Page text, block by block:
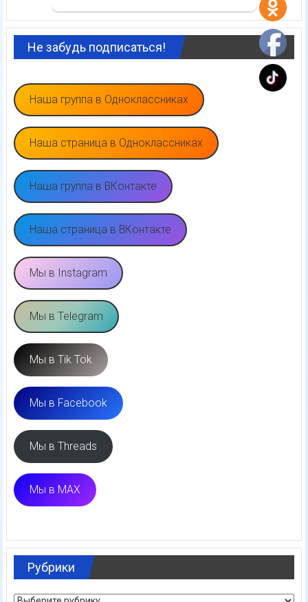
Не забудь подписаться!
Наша группа в Одноклассниках
Наша страница в Одноклассниках
Наша группа в ВКонтакте
Наша страница в ВКонтакте
Мы в Instagram
Мы в Telegram
Мы в Tik Tok
Мы в Facebook
Мы в Threads
Мы в MAX
Рубрики
Рубрики